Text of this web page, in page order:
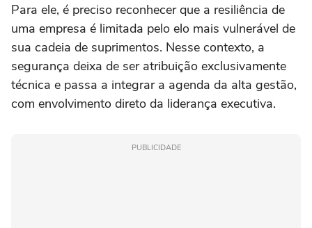
Para ele, é preciso reconhecer que a resiliência de
uma empresa é limitada pelo elo mais vulnerável de
sua cadeia de suprimentos. Nesse contexto, a
segurança deixa de ser atribuição exclusivamente
técnica e passa a integrar a agenda da alta gestão,
com envolvimento direto da liderança executiva.
PUBLICIDADE